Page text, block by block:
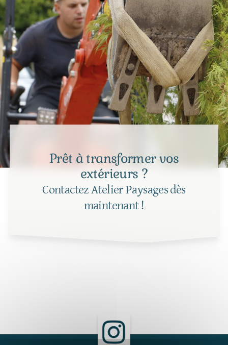
Prêt à transformer vos
extérieurs ?
Contactez Atelier Paysages dès
maintenant !